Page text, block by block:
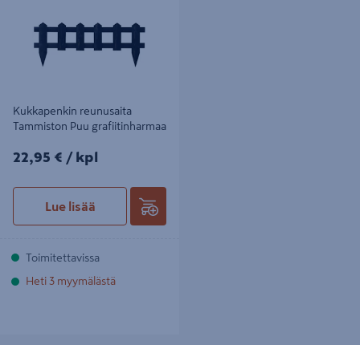
Kukkapenkin reunusaita
Tammiston Puu grafiitinharmaa
22,95€/kpl
22,95 € / kpl
Lue lisää
Toimitettavissa
Heti 3 myymälästä